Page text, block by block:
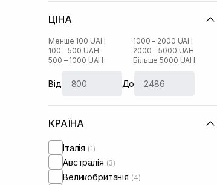
ЦІНА
Менше 100 UAH
100 – 500 UAH
500 – 1000 UAH
1000 – 2000 UAH
2000 – 5000 UAH
Більше 5000 UAH
Від До
КРАЇНА
Італія (1)
Австралія (3)
Великобританія (4)